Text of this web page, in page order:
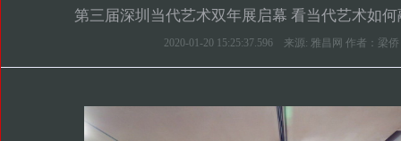
第三届深圳当代艺术双年展启幕 看当代艺术如
2020-01-20 15:25:37.596 来源: 雅昌网 作者：梁侨